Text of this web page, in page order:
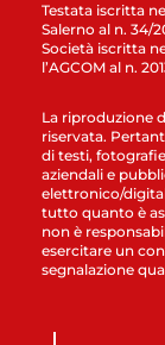
Testata iscritta
Salerno al n. 34/
Società iscritta
l’AGCOM al n.
La riproduzione
riservata.
di testi,
aziendali e
elettronico/
tutto quanto è
non è
esercitare un
segnalazione